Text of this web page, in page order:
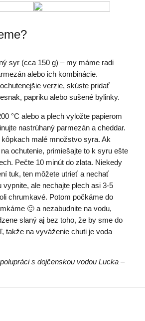
syr (cca 150 g) – my máme radi
alebo ich kombinácie.
verzie, skúste pridať
papriku alebo sušené bylinky.
°C alebo a plech vyložte papierom
nastrúhaný parmezán a cheddar.
malé množstvo syra. Ak
ochutenie, primiešajte to k syru ešte
Pečte 10 minút do zlata. Niekedy
tuk, ten môžete utrieť a nechať
vypnite, ale nechajte plech asi 3-5
chrumkavé. Potom počkáme do
🙂 a nezabudnite na vodu,
slaný aj bez toho, že by sme do
takže na vyváženie chuti je voda
s dojčenskou vodou Lucka –